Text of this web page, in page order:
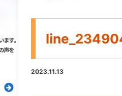
2023.11.13